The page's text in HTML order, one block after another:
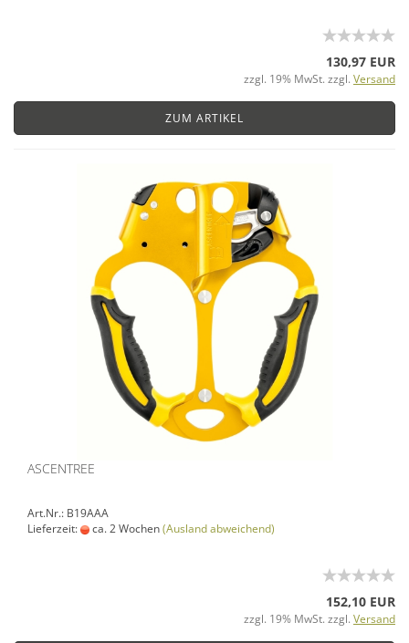
130,97 EUR
zzgl. 19% MwSt. zzgl. Versand
ZUM ARTIKEL
ASCENTREE
Art.Nr.: B19AAA
Lieferzeit:
ca. 2 Wochen(Ausland abweichend)
152,10 EUR
zzgl. 19% MwSt. zzgl. Versand